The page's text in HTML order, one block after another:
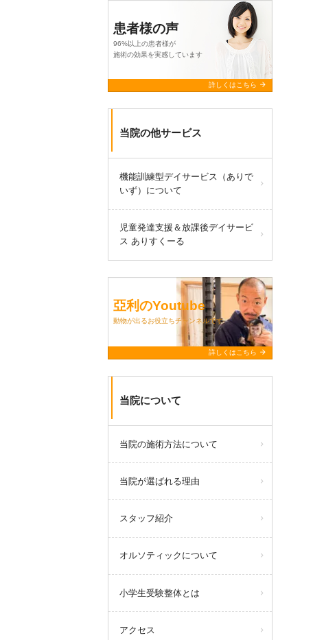
患者様の声
96%以上の患者様が
施術の効果を実感しています
詳しくはこちら arrow_forward
当院の他サービス
機能訓練型デイサービス（ありで
いず）について
児童発達支援＆放課後デイサービ
ス ありすくーる
亞利のYoutube
動物が出るお役立ちチャンネルです
詳しくはこちら arrow_forward
当院について
当院の施術方法について
当院が選ばれる理由
スタッフ紹介
オルソティックについて
小学生受験整体とは
アクセス